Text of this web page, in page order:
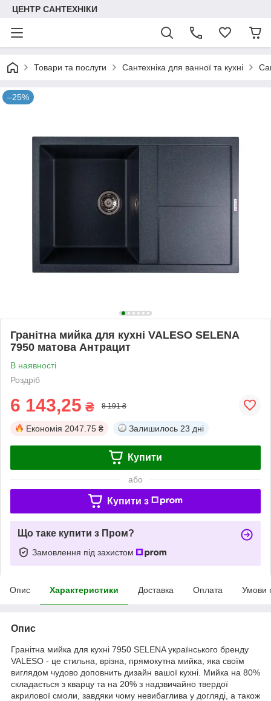
ЦЕНТР САНТЕХНІКИ
Товари та послуги Сантехніка для ванної та кухні
–25%
Гранітна мийка для кухні VALESO SELENA
7950 матова Антрацит
В наявності
Роздріб
6 143,25 ₴ 8 191 ₴
Економія 2047.75 ₴ Залишилось 23 дні
Купити
або
Купити з
Що таке купити з Пром?
Замовлення під захистом
Опис Характеристики Доставка Оплата Умови
Опис
Гранітна мийка для кухні 7950 SELENA українського бренду
VALESO - це стильна, врізна, прямокутна мийка, яка своїм
виглядом чудово доповнить дизайн вашої кухні. Мийка на 80%
складається з кварцу та на 20% з надзвичайно твердої
акрилової смоли, завдяки чому невибаглива у догляді, а також